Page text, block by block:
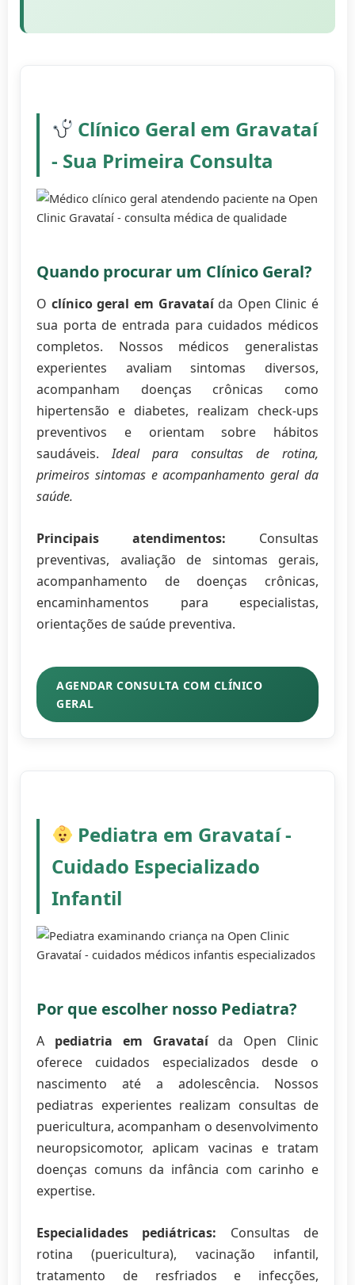
Clínico Geral em Gravataí
- Sua Primeira Consulta
Quando procurar um Clínico Geral?
O clínico geral em Gravataída Open Clinic é
sua porta de entrada para cuidados médicos
completos. Nossos médicos generalistas
experientes avaliam sintomas diversos,
acompanham doenças crônicas como
hipertensão e diabetes, realizam check-ups
preventivos e orientam sobre hábitos
saudáveis.Ideal para consultas de rotina,
primeiros sintomas e acompanhamento geral da
saúde.
Principais atendimentos: Consultas
preventivas, avaliação de sintomas gerais,
acompanhamento de doenças crônicas,
encaminhamentos para especialistas,
orientações de saúde preventiva.
AGENDAR CONSULTA COM CLÍNICO
GERAL
Pediatra em Gravataí -
Cuidado Especializado
Infantil
Por que escolher nosso Pediatra?
A pediatria em Gravataída Open Clinic
oferece cuidados especializados desde o
nascimento até a adolescência. Nossos
pediatras experientes realizam consultas de
puericultura, acompanham o desenvolvimento
neuropsicomotor, aplicam vacinas e tratam
doenças comuns da infância com carinho e
expertise.
Especialidades pediátricas: Consultas de
rotina (puericultura), vacinação infantil,
tratamento de resfriados e infecções,